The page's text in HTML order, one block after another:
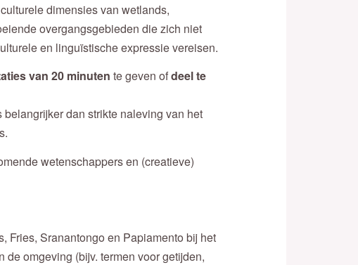
dimensies van wetlands,
overgangsgebieden die zich niet
en linguïstische expressie vereisen.
van 20 minuten te geven ofdeel te
dan strikte naleving van het
wetenschappers en (creatieve)
Fries, Sranantongo en Papiamento bij het
omgeving (bijv. termen voor getijden,